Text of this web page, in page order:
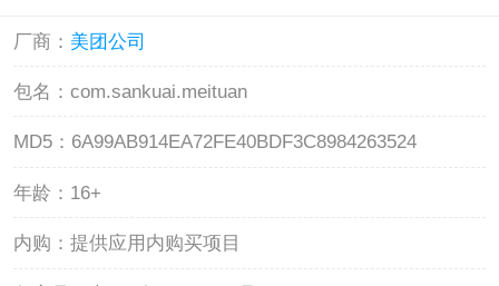
厂商： 美团公司
包名： com.sankuai.meituan
MD5： 6A99AB914EA72FE40BDF3C8984263524
年龄： 16+
内购： 提供应用内购买项目